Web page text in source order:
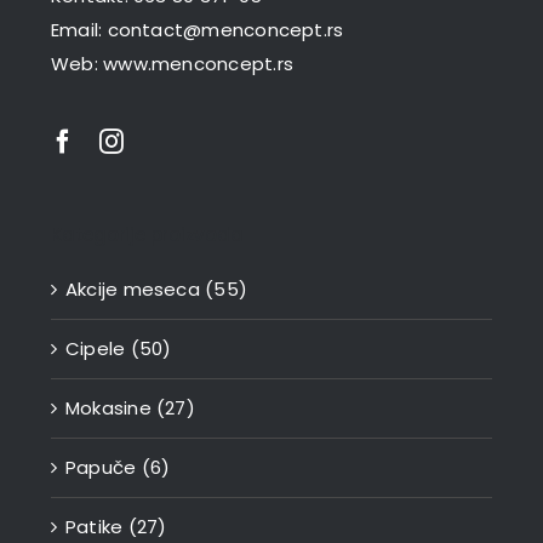
Email: contact@menconcept.rs
Web:www.menconcept.rs
Akcije meseca (55)
Cipele (50)
Mokasine (27)
Papuče (6)
Patike (27)